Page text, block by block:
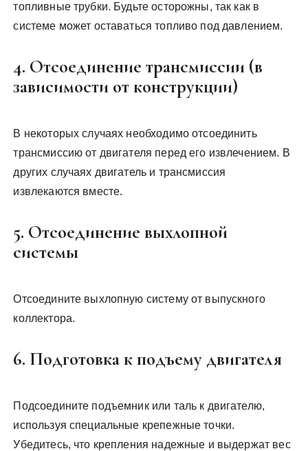
топливные трубки. Будьте осторожны, так как в
системе может оставаться топливо под давлением.
4. Отсоединение трансмиссии (в
зависимости от конструкции)
В некоторых случаях необходимо отсоединить
трансмиссию от двигателя перед его извлечением. В
других случаях двигатель и трансмиссия
извлекаются вместе.
5. Отсоединение выхлопной
системы
Отсоедините выхлопную систему от выпускного
коллектора.
6. Подготовка к подъему двигателя
Подсоедините подъемник или таль к двигателю,
используя специальные крепежные точки.
Убедитесь, что крепления надежные и выдержат вес